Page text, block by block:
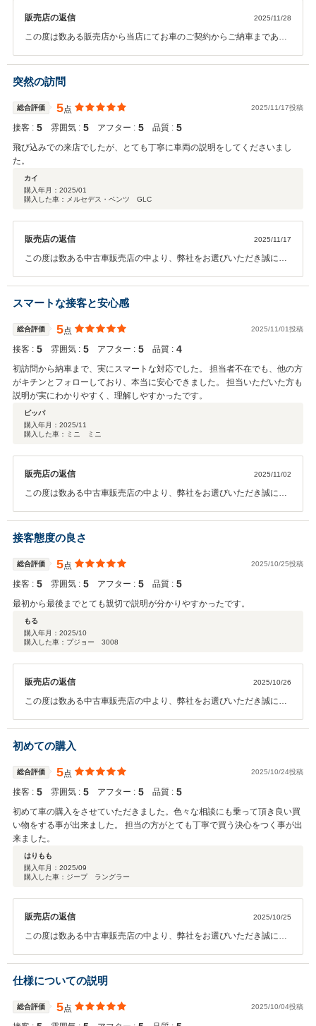
販売店の返信 2025/11/28
この度は数ある販売店から当店にてお車のご契約からご納車まであり
トしていきますので今後とも宜しくお願い致します。
突然の訪問
総合評価 5点 2025/11/17投稿
接客 : 5 雰囲気 : 5 アフター : 5 品質 : 5
飛び込みでの来店でしたが、とても丁寧に車両の説明をしてくださいまし
た。
カイ
購入年月： 2025/01
購入した車：メルセデス・ベンツ GLC
販売店の返信 2025/11/17
この度は数ある中古車販売店の中より、弊社をお選びいただき誠にあ
ろしくお願いいたします。
スマートな接客と安心感
総合評価 5点 2025/11/01投稿
接客 : 5 雰囲気 : 5 アフター : 5 品質 : 4
初訪問から納車まで、実にスマートな対応でした。 担当者不在でも、他の方
がキチンとフォローしており、本当に安心できました。 担当いただいた方も
説明が実にわかりやすく、理解しやすかったです。
ピッパ
購入年月： 2025/11
購入した車：ミニ ミニ
販売店の返信 2025/11/02
この度は数ある中古車販売店の中より、弊社をお選びいただき誠にあ
ろしくお願いいたします。
接客態度の良さ
総合評価 5点 2025/10/25投稿
接客 : 5 雰囲気 : 5 アフター : 5 品質 : 5
最初から最後までとても親切で説明が分かりやすかったです。
もる
購入年月： 2025/10
購入した車：プジョー 3008
販売店の返信 2025/10/26
この度は数ある中古車販売店の中より、弊社をお選びいただき誠にあ
しありましたらお気軽にご連絡をいただければと思います。今後とも
末永いお付き合いの程宜しくお願いいたします。
初めての購入
総合評価 5点 2025/10/24投稿
接客 : 5 雰囲気 : 5 アフター : 5 品質 : 5
初めて車の購入をさせていただきました。色々な相談にも乗って頂き良い買
い物をする事が出来ました。 担当の方がとても丁寧で買う決心をつく事が出
来ました。
はりもも
購入年月： 2025/09
購入した車：ジープ ラングラー
販売店の返信 2025/10/25
この度は数ある中古車販売店の中より、弊社をお選びいただき誠にあ
す。
仕様についての説明
総合評価 5点 2025/10/04投稿